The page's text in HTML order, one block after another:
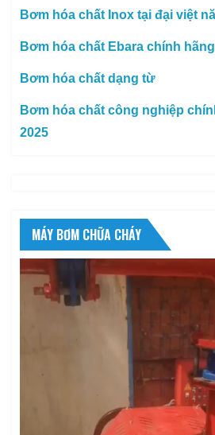
Bơm hóa chất Inox tại đại việt
Bơm hóa chất Ebara chính
Bơm hóa chất dạng từ
Bơm hóa chất công nghiệp
2025
MÁY BƠM CHỮA CHÁY
Trình
chơi